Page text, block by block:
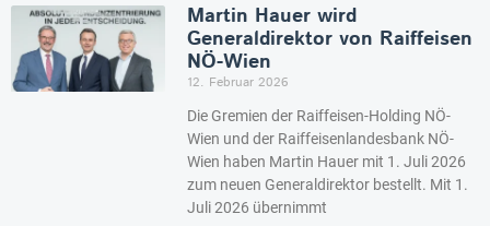
Martin Hauer wird
Generaldirektor von Raiffeisen
NÖ-Wien
12. Februar 2026
Die Gremien der Raiffeisen-Holding NÖ-
Wien und der Raiffeisenlandesbank NÖ-
Wien haben Martin Hauer mit 1. Juli 2026
zum neuen Generaldirektor bestellt. Mit 1.
Juli 2026 übernimmt